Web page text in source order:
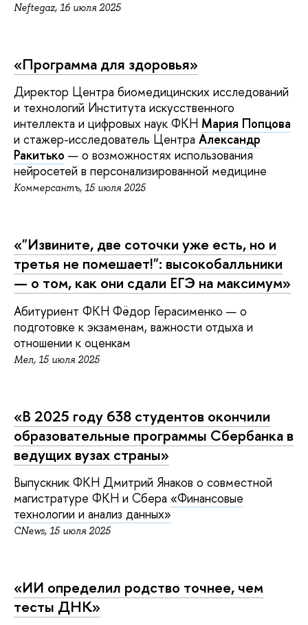
Neftegaz, 16 июля 2025
«Программа для здоровья»
Директор Центра биомедицинских исследований
и технологий Института искусственного
интеллекта и цифровых наук ФКН Мария Попцова
и стажер-исследователь Центра Александр
Ракитько — о возможностях использования
нейросетей в персонализированной медицине
Коммерсантъ, 15 июля 2025
«"Извините, две соточки уже есть, но и
третья не помешает!": высокобалльники
— о том, как они сдали ЕГЭ на максимум»
Абитуриент ФКН Фёдор Герасименко — о
подготовке к экзаменам, важности отдыха и
отношении к оценкам
Мел, 15 июля 2025
«В 2025 году 638 студентов окончили
образовательные программы Сбербанка в
ведущих вузах страны»
Выпускник ФКН Дмитрий Янаков о совместной
магистратуре ФКН и Сбера «Финансовые
технологии и анализ данных»
CNews, 15 июля 2025
«ИИ определил родство точнее, чем
тесты ДНК»